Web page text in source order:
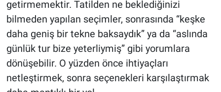
getirmemektir. Tatilden ne beklediğinizi
bilmeden yapılan seçimler, sonrasında “keşke
daha geniş bir tekne baksaydık” ya da “aslında
günlük tur bize yeterliymiş” gibi yorumlara
dönüşebilir. O yüzden önce ihtiyaçları
netleştirmek, sonra seçenekleri karşılaştırmak